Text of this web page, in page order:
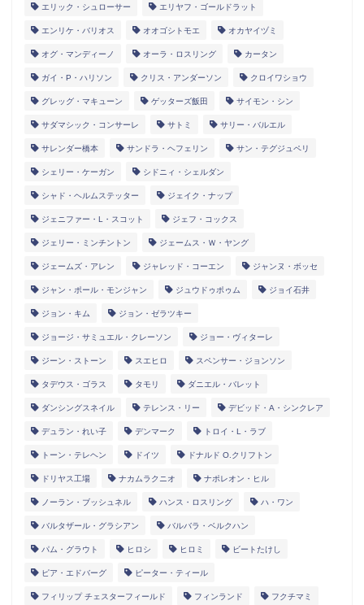
エリック・シュローサー エリヤフ・ゴールドラット
エンリケ・バリオス オオゴシトモエ オカヤイヅミ
オグ・マンディーノ オーラ・ロスリング カータン
ガイ・P・ハリソン クリス・アンダーソン クロイワショウ
グレッグ・マキューン ゲッターズ飯田 サイモン・シン
サダマシック・コンサーレ サトミ サリー・バルエル
サレンダー橋本 サンドラ・ヘフェリン サン・テグジュペリ
シェリー・ケーガン シドニィ・シェルダン
シャド・ヘルムステッター ジェイク・ナップ
ジェニファー・L・スコット ジェフ・コックス
ジェリー・ミンチントン ジェームス・Ｗ・ヤング
ジェームズ・アレン ジャレッド・コーエン ジャンヌ・ボッセ
ジャン・ポール・モンジャン ジュウドゥポゥム ジョイ石井
ジョン・キム ジョン・ゼラツキー
ジョージ・サミュエル・クレーソン ジョー・ヴィターレ
ジーン・ストーン スエヒロ スペンサー・ジョンソン
タデウス・ゴラス タモリ ダニエル・バレット
ダンシングスネイル テレンス・リー デビッド・A・シンクレア
デュラン・れい子 デンマーク トロイ・L・ラブ
トーン・テレヘン ドイツ ドナルド O.クリフトン
ドリヤス工場 ナカムラクニオ ナポレオン・ヒル
ノーラン・ブッシュネル ハンス・ロスリング ハ・ワン
バルタザール・グラシアン バルバラ・ベルクハン
パム・グラウト ヒロシ ヒロミ ビートたけし
ピア・エドバーグ ピーター・ティール
フィリップ チェスターフィールド フィンランド フクチマミ